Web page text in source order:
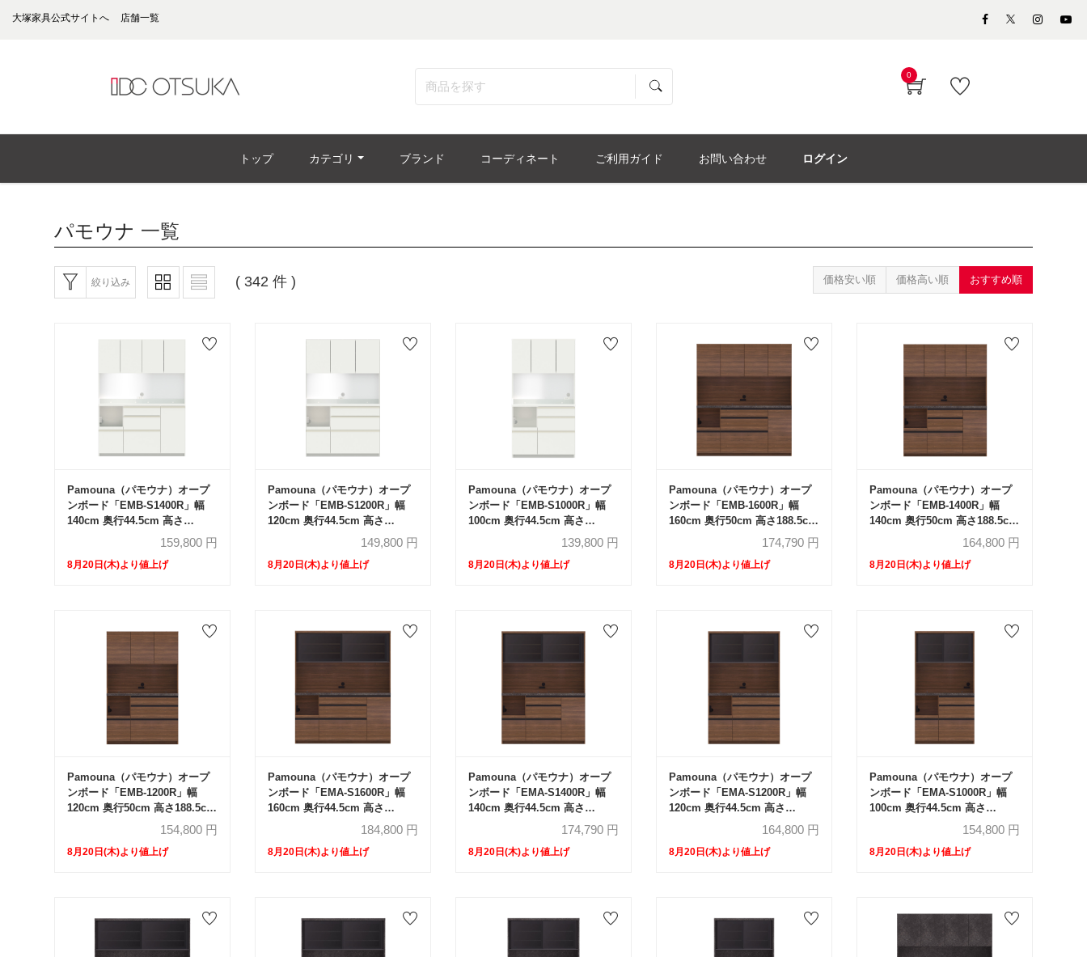
大塚家具公式サイトへ 店舗一覧
0
トップ カテゴリ ブランド コーディネート ご利用ガイド お問い合わせ ログイン
パモウナ 一覧
絞り込み ( 342 件 ) 価格安い順 価格高い順 おすすめ順
Pamouna（パモウナ）オープ
ンボード「EMB-S1400R」幅
140cm 奥行44.5cm 高さ
188.5cm 開き扉 レギュラーカ
159,800円
8月20日(木)より値上げ
Pamouna（パモウナ）オープ
ンボード「EMB-S1200R」幅
120cm 奥行44.5cm 高さ
188.5cm 開き扉 レギュラーカ
149,800円
8月20日(木)より値上げ
Pamouna（パモウナ）オープ
ンボード「EMB-S1000R」幅
100cm 奥行44.5cm 高さ
188.5cm 開き扉 レギュラーカ
139,800 円
8月20日(木)より値上げ
Pamouna（パモウナ）オープ
ンボード「EMB-1600R」幅
160cm 奥行50cm 高さ188.5cm
開き扉 レギュラーカウンター
174,790 円
8月20日(木)より値上げ
Pamouna（パモウナ）オープ
ンボード「EMB-1400R」幅
140cm 奥行50cm 高さ188.5cm
開き扉 レギュラーカウンター
164,800 円
8月20日(木)より値上げ
Pamouna（パモウナ）オープ
ンボード「EMB-1200R」幅
120cm 奥行50cm 高さ188.5cm
開き扉 レギュラーカウンター
154,800円
8月20日(木)より値上げ
Pamouna（パモウナ）オープ
ンボード「EMA-S1600R」幅
160cm 奥行44.5cm 高さ
188.5cm スライドドア レギュ
ラーカウンター 全3色
184,800円
8月20日(木)より値上げ
Pamouna（パモウナ）オープ
ンボード「EMA-S1400R」幅
140cm 奥行44.5cm 高さ
188.5cm スライドドア レギュ
ラーカウンター 全3色
174,790 円
8月20日(木)より値上げ
Pamouna（パモウナ）オープ
ンボード「EMA-S1200R」幅
120cm 奥行44.5cm 高さ
188.5cm スライドドア レギュ
ラーカウンター 全3色
164,800 円
8月20日(木)より値上げ
Pamouna（パモウナ）オープ
ンボード「EMA-S1000R」幅
100cm 奥行44.5cm 高さ
188.5cm スライドドア レギュ
ラーカウンター 全3色
154,800 円
8月20日(木)より値上げ